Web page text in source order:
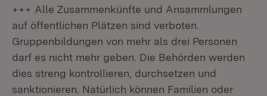
+++ Alle Zusammenkünfte und Ansammlungen
auf öffentlichen Plätzen sind verboten.
Gruppenbildungen von mehr als drei Personen
darf es nicht mehr geben. Die Behörden werden
dies streng kontrollieren, durchsetzen und
sanktionieren. Natürlich können Familien oder